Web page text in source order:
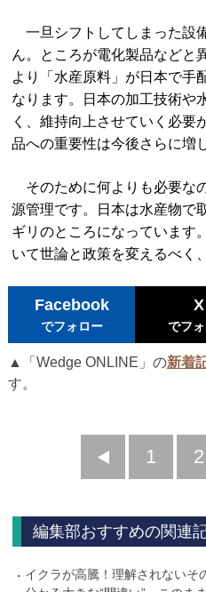
一旦シフトしてしまった設
ん。ところが電化製品などと
より「水産原料」が日本で手
なります。日本の加工技術や
く、維持向上させていく必要
品への重要性は今後さらに増
そのために何よりも必要な
源管理です。日本は水産物で
ギリのところになっています
いて世論と政策を変えるべく
Facebook
でフォロー
X
でフ
▲「Wedge ONLINE」の新着
す。
前
1 2
編集部おすすめの関連
イクラが高騰！理解されない